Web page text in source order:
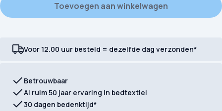
Toevoegen aan winkelwagen
Voor 12.00 uur besteld = dezelfde dag verzonden*
Betrouwbaar
Al ruim 50 jaar ervaring in bedtextiel
30 dagen bedenktijd*